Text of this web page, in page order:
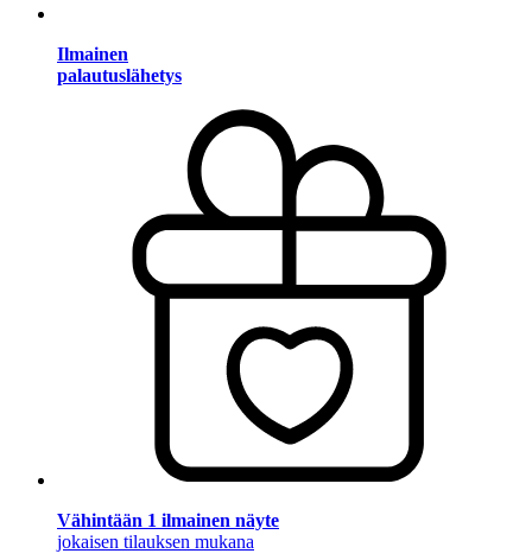
Ilmainen
palautuslähetys
Vähintään 1 ilmainen näyte
jokaisen tilauksen mukana